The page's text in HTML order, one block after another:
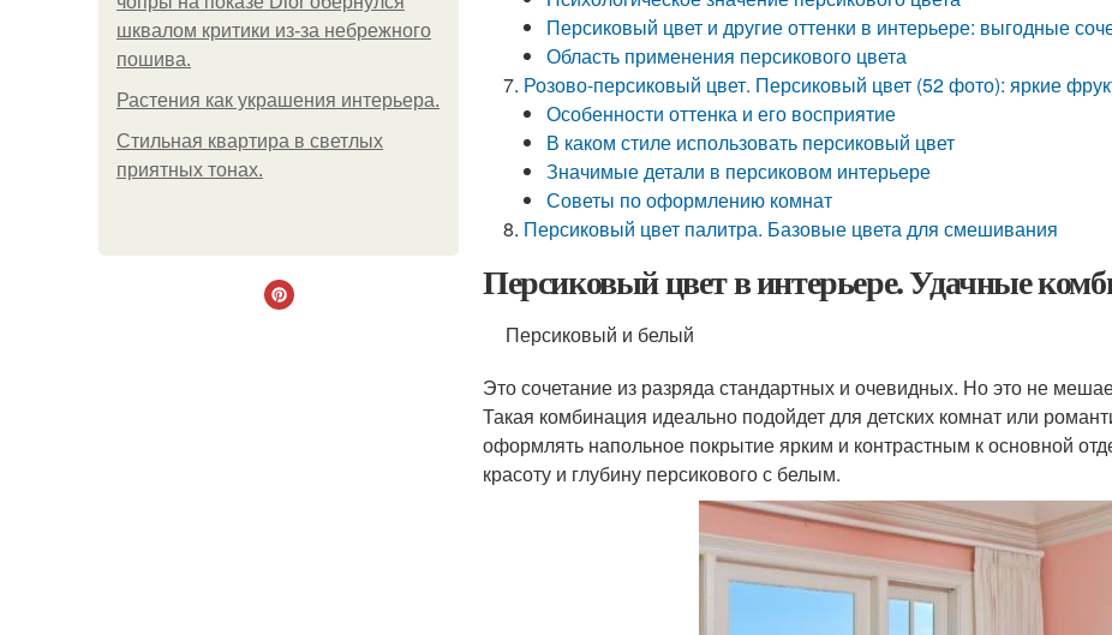
шквалом критики из-за небрежного
пошива.
Растения как украшения интерьера.
Стильная квартира в светлых
приятных тонах.
Персиковый цвет и другие оттенки в интерьере: выгодные
Область применения персикового цвета
Розово-персиковый цвет. Персиковый цвет (52 фото): яркие
Особенности оттенка и его восприятие
В каком стиле использовать персиковый цвет
Значимые детали в персиковом интерьере
Советы по оформлению комнат
Персиковый цвет палитра. Базовые цвета для смешивания
Персиковый цвет в интерьере. Удачные
Персиковый и белый
Это сочетание из разряда стандартных и очевидных. Но это не
Такая комбинация идеально подойдет для детских комнат или
оформлять напольное покрытие ярким и контрастным к основной
красоту и глубину персикового с белым.